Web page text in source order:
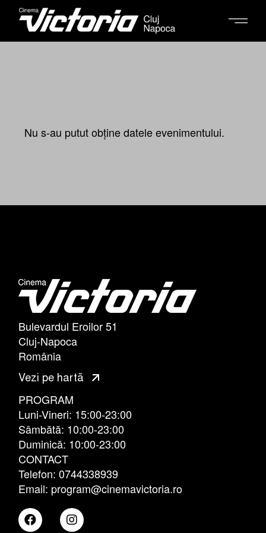
Nu s-au putut obține datele evenimentului.
Bulevardul Eroilor 51
Cluj-Napoca
România
Vezi pe hartă
PROGRAM
Luni-Vineri: 15:00-23:00
Sâmbătă: 10:00-23:00
Duminică: 10:00-23:00
CONTACT
Telefon: 0744338939
Email: program@cinemavictoria.ro